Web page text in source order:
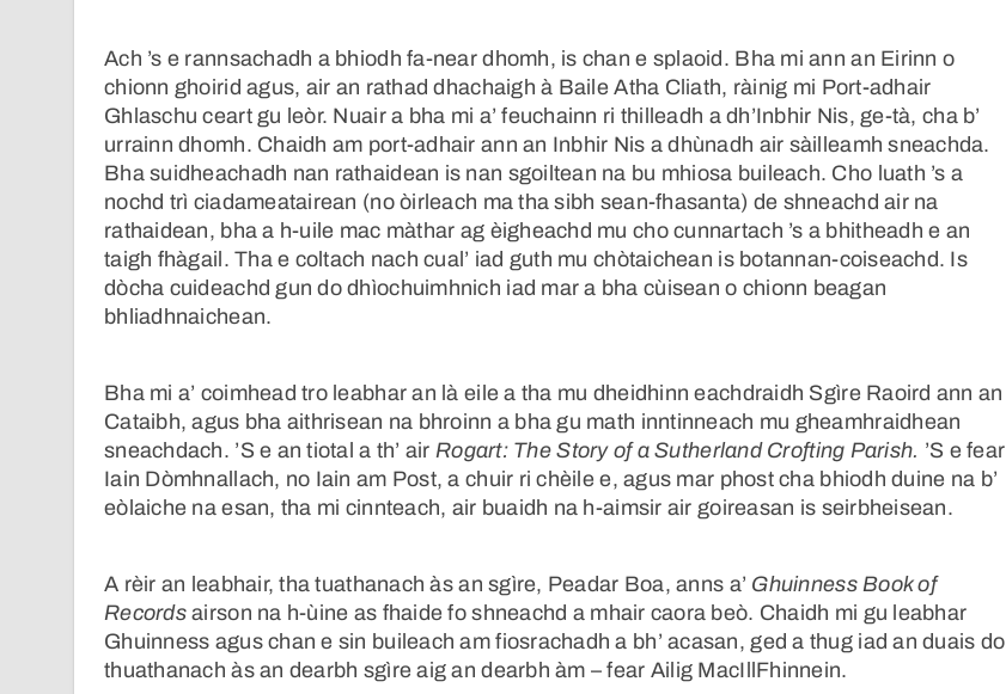
Ach ’s e rannsachadh a bhiodh fa-near dhomh, is chan e splaoid. Bha mi ann an Eirinn o
chionn ghoirid agus, air an rathad dhachaigh à Baile Atha Cliath, ràinig mi Port-adhair
Ghlaschu ceart gu leòr. Nuair a bha mi a’ feuchainn ri thilleadh a dh’Inbhir Nis, ge-tà, cha b’
urrainn dhomh. Chaidh am port-adhair ann an Inbhir Nis a dhùnadh air sàilleamh sneachda.
Bha suidheachadh nan rathaidean is nan sgoiltean na bu mhiosa buileach. Cho luath ’s a
nochd trì ciadameatairean (no òirleach ma tha sibh sean-fhasanta) de shneachd air na
rathaidean, bha a h-uile mac màthar ag èigheachd mu cho cunnartach ’s a bhitheadh e an
taigh fhàgail. Tha e coltach nach cual’ iad guth mu chòtaichean is botannan-coiseachd. Is
dòcha cuideachd gun do dhìochuimhnich iad mar a bha cùisean o chionn beagan
bhliadhnaichean.
Bha mi a’ coimhead tro leabhar an là eile a tha mu dheidhinn eachdraidh Sgìre Raoird ann an
Cataibh, agus bha aithrisean na bhroinn a bha gu math inntinneach mu gheamhraidhean
sneachdach. ’S e an tiotal a th’ air Rogart: The Story of a Sutherland Crofting Parish. ’S e fear
Iain Dòmhnallach, no Iain am Post, a chuir ri chèile e, agus mar phost cha bhiodh duine na b’
eòlaiche na esan, tha mi cinnteach, air buaidh na h-aimsir air goireasan is seirbheisean.
A rèir an leabhair, tha tuathanach às an sgìre, Peadar Boa, anns a’ Ghuinness Book of
Recordsairson na h-ùine as fhaide fo shneachd a mhair caora beò. Chaidh mi gu leabhar
Ghuinness agus chan e sin buileach am fiosrachadh a bh’ acasan, ged a thug iad an duais do
thuathanach às an dearbh sgìre aig an dearbh àm – fear Ailig MacIllFhinnein.